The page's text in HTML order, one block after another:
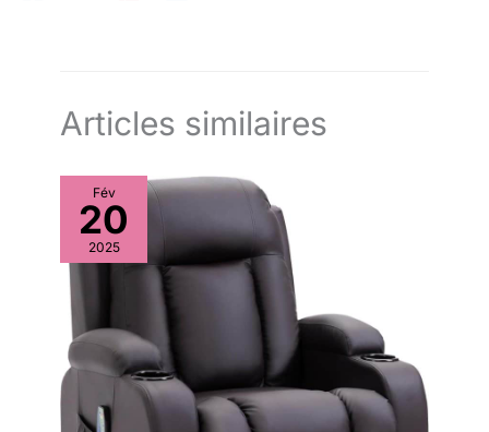
Articles similaires
Fév
20
2025